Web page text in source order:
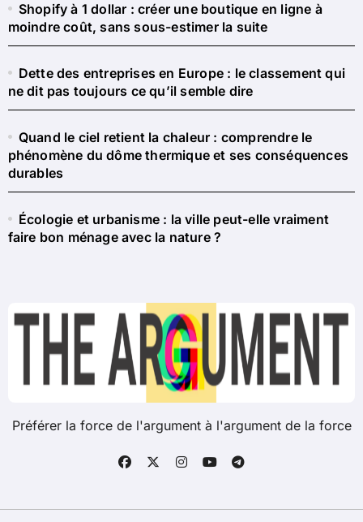
Shopify à 1 dollar : créer une boutique en ligne à
moindre coût, sans sous-estimer la suite
Dette des entreprises en Europe : le classement qui
ne dit pas toujours ce qu’il semble dire
Quand le ciel retient la chaleur : comprendre le
phénomène du dôme thermique et ses conséquences
durables
Écologie et urbanisme : la ville peut-elle vraiment
faire bon ménage avec la nature ?
Préférer la force de l'argument à l'argument de la force